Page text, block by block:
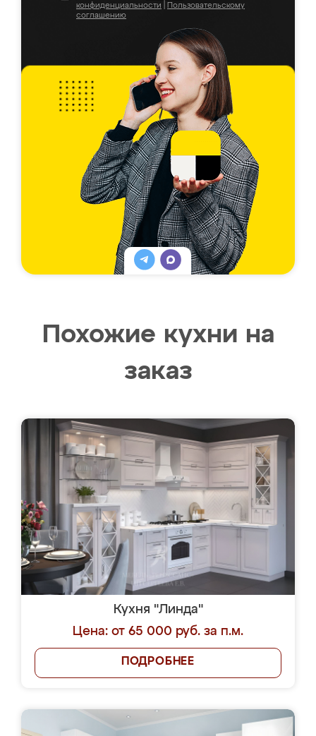
конфиденциальности
Пользовательскому
соглашению
Похожие кухни на
заказ
Кухня "Линда"
Цена: от 65 000 руб. за п.м.
ПОДРОБНЕЕ